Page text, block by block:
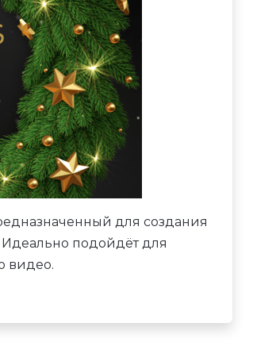
для создания
подойдёт для
видео.